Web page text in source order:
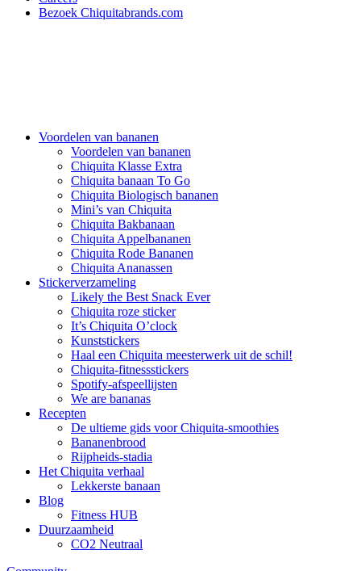
Bezoek Chiquitabrands.com
Voordelen van bananen
Voordelen van bananen
Chiquita Klasse Extra
Chiquita banaan To Go
Chiquita Biologisch bananen
Mini’s van Chiquita
Chiquita Bakbanaan
Chiquita Appelbananen
Chiquita Rode Bananen
Chiquita Ananassen
Stickerverzameling
Likely the Best Snack Ever
Chiquita roze sticker
It’s Chiquita O’clock
Kunststickers
Haal een Chiquita meesterwerk uit de schil!
Chiquita-fitnessstickers
Spotify-afspeellijsten
We are bananas
Recepten
De ultieme gids voor Chiquita-smoothies
Bananenbrood
Rijpheids-stadia
Het Chiquita verhaal
Lekkerste banaan
Blog
Fitness HUB
Duurzaamheid
CO2 Neutraal